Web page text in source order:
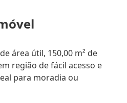
área útil, 150,00 m² de
região de fácil acesso e
para moradia ou